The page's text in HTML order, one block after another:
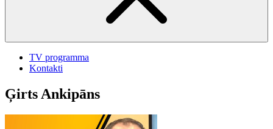
TV programma
Kontakti
Ģirts Ankipāns